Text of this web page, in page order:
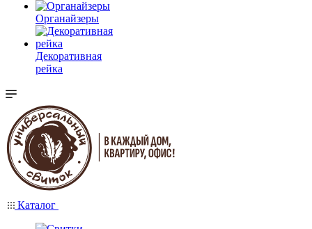
Органайзеры
Декоративная
рейка
Каталог